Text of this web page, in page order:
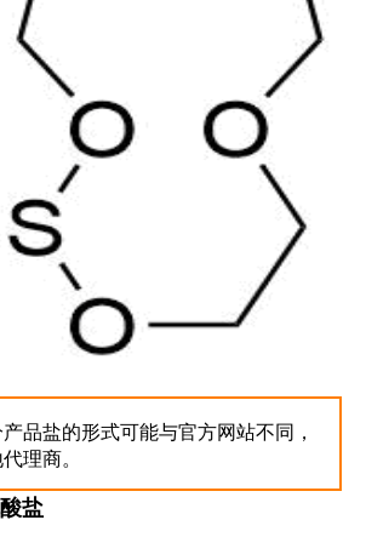
品盐的形式可能与官方网站不同，
理商。
盐